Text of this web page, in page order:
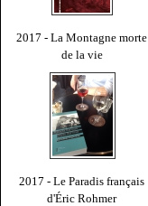
2017 - La Montagne morte
de la vie
2017 - Le Paradis français
d'Éric Rohmer